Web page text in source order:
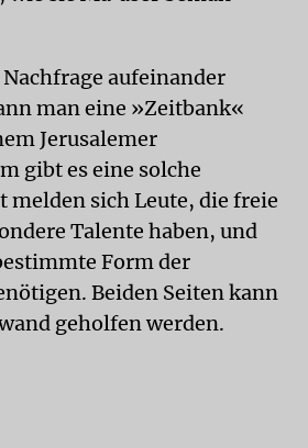
aufeinander
man eine »Zeitbank«
Jerusalemer
gibt es eine solche
sich Leute, die freie
Talente haben, und
Form der
Beiden Seiten kann
geholfen werden.